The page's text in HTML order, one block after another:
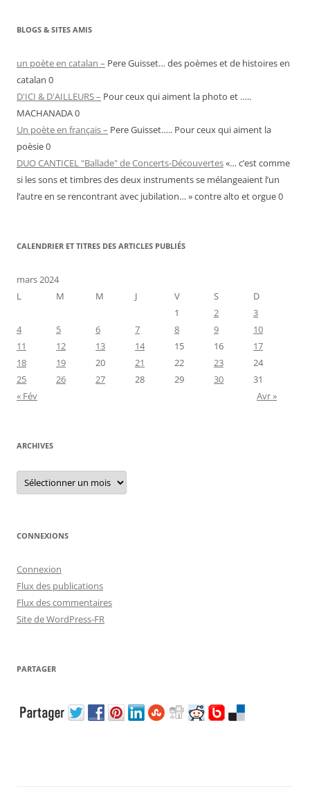
BLOGS & SITES AMIS
un poète en catalan – Pere Guisset… des poèmes et de histoires en
catalan 0
D'ICI & D'AILLEURS – Pour ceux qui aiment la photo et …..
MACHANADA 0
Un poète en français – Pere Guisset….. Pour ceux qui aiment la
poèsie 0
DUO CANTICEL "Ballade" de Concerts-Découvertes«… c’est comme
si les sons et timbres des deux instruments se mélangeaient l’un
l’autre en se rencontrant avec jubilation… » contre alto et orgue 0
CALENDRIER ET TITRES DES ARTICLES PUBLIÉS
mars 2024
L
M M J V S
D
1
2
3
4
5 6 7 8 9
10
11
12 13 14 15 16
17
18
19 20 21 22 23
24
25
26 27 28 29 30
31
« Fév
Avr »
ARCHIVES
Archives
CONNEXIONS
Connexion
Flux des publications
Flux des commentaires
Site de WordPress-FR
PARTAGER